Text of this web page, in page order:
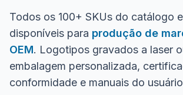
Todos os 100+ SKUs do catálogo
disponíveis para produção de
OEM. Logotipos gravados a laser
embalagem personalizada,
conformidade e manuais do